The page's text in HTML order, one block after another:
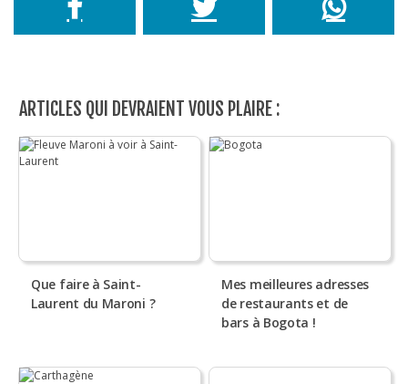
ARTICLES QUI DEVRAIENT VOUS PLAIRE :
Que faire à Saint-
Laurent du Maroni ?
Mes meilleures adresses
de restaurants et de
bars à Bogota !